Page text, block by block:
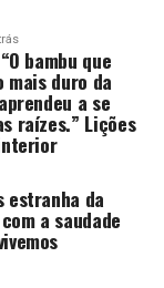
bambu que
mais duro da
a se
raízes.” Lições
estranha da
a saudade